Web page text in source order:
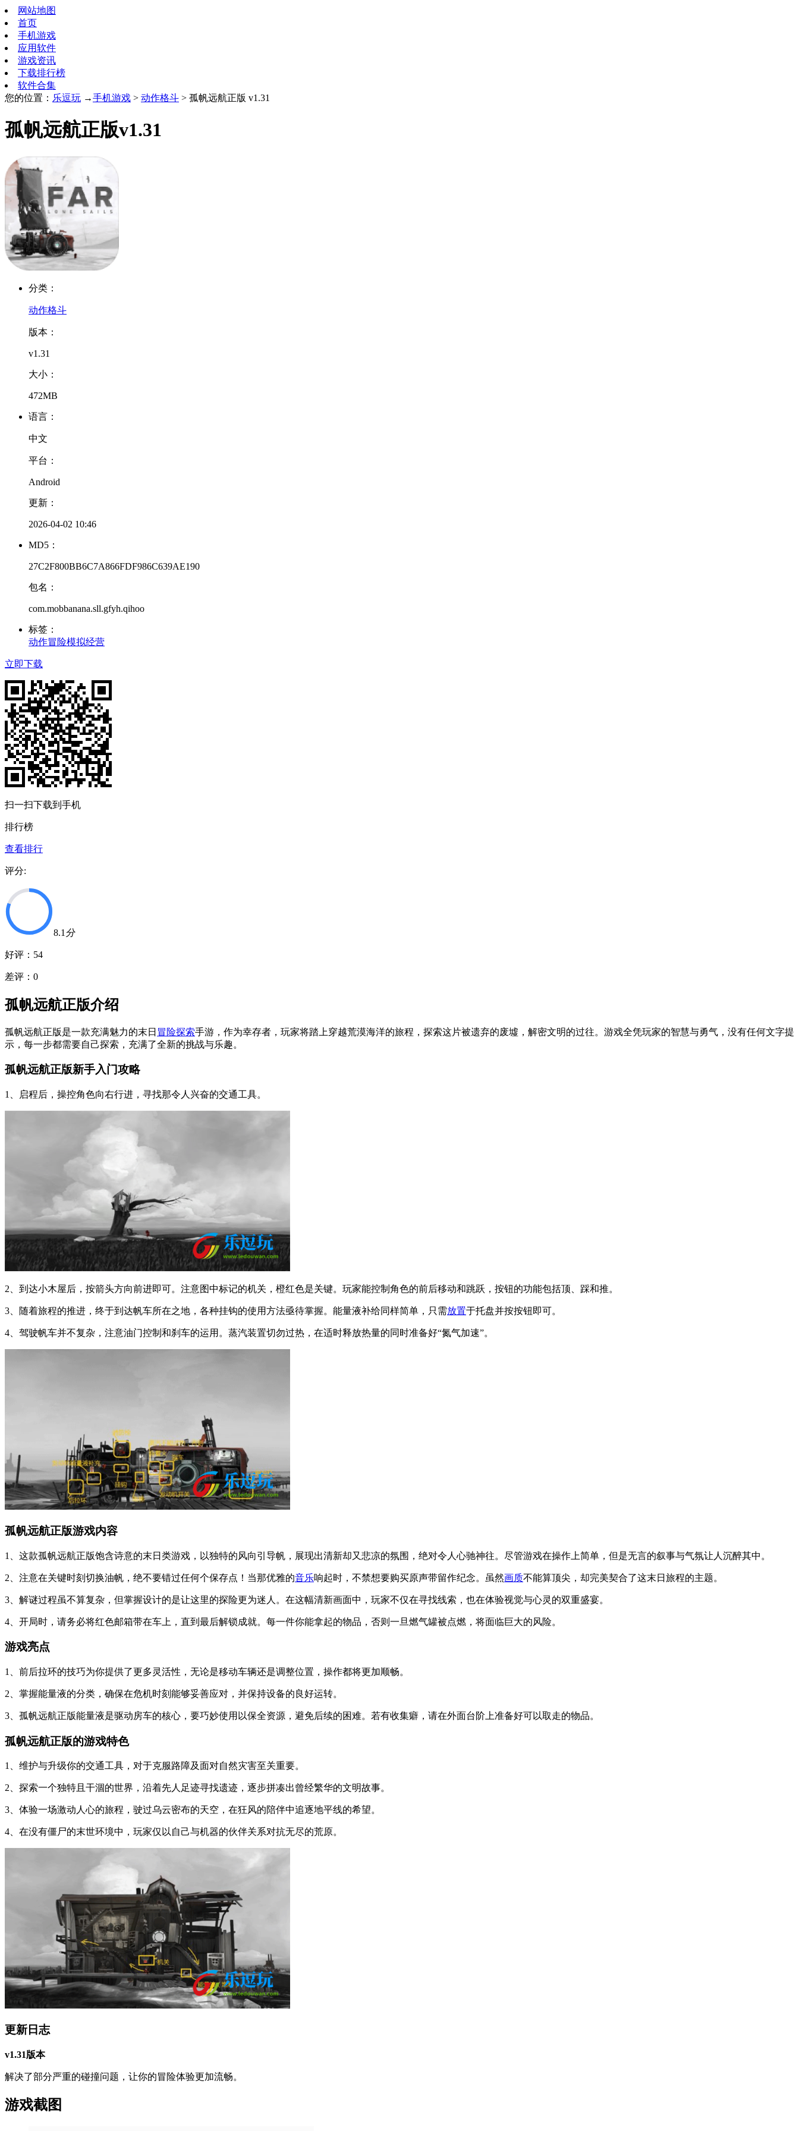
网站地图
首页
手机游戏
应用软件
游戏资讯
下载排行榜
软件合集
您的位置： 乐逗玩 →手机游戏 > 动作格斗 > 孤帆远航正版 v1.31
孤帆远航正版v1.31
分类：
动作格斗
版本：
v1.31
大小：
472MB
语言：
中文
平台：
Android
更新：
2026-04-02 10:46
MD5：
27C2F800BB6C7A866FDF986C639AE190
包名：
com.mobbanana.sll.gfyh.qihoo
标签：
动作冒险模拟经营
立即下载
扫一扫下载到手机
排行榜
查看排行
评分:
8.1 分
好评： 54
差评： 0
孤帆远航正版介绍
孤帆远航正版是一款充满魅力的末日 冒险探索手游，作为幸存者，玩家将踏上穿越荒漠海洋的旅程，探索这片被遗弃的废墟，解密文明的过往。游戏全凭玩家的智慧与勇气，没有任何文字提
示，每一步都需要自己探索，充满了全新的挑战与乐趣。
孤帆远航正版新手入门攻略
1、启程后，操控角色向右行进，寻找那令人兴奋的交通工具。
2、到达小木屋后，按箭头方向前进即可。注意图中标记的机关，橙红色是关键。玩家能控制角色的前后移动和跳跃，按钮的功能包括顶、踩和推。
3、随着旅程的推进，终于到达帆车所在之地，各种挂钩的使用方法亟待掌握。能量液补给同样简单，只需放置于托盘并按按钮即可。
4、驾驶帆车并不复杂，注意油门控制和刹车的运用。蒸汽装置切勿过热，在适时释放热量的同时准备好“氮气加速”。
孤帆远航正版游戏内容
1、这款孤帆远航正版饱含诗意的末日类游戏，以独特的风向引导帆，展现出清新却又悲凉的氛围，绝对令人心驰神往。尽管游戏在操作上简单，但是无言的叙事与气氛让人沉醉其中。
2、注意在关键时刻切换油帆，绝不要错过任何个保存点！当那优雅的音乐响起时，不禁想要购买原声带留作纪念。虽然画质不能算顶尖，却完美契合了这末日旅程的主题。
3、解谜过程虽不算复杂，但掌握设计的是让这里的探险更为迷人。在这幅清新画面中，玩家不仅在寻找线索，也在体验视觉与心灵的双重盛宴。
4、开局时，请务必将红色邮箱带在车上，直到最后解锁成就。每一件你能拿起的物品，否则一旦燃气罐被点燃，将面临巨大的风险。
游戏亮点
1、前后拉环的技巧为你提供了更多灵活性，无论是移动车辆还是调整位置，操作都将更加顺畅。
2、掌握能量液的分类，确保在危机时刻能够妥善应对，并保持设备的良好运转。
3、孤帆远航正版能量液是驱动房车的核心，要巧妙使用以保全资源，避免后续的困难。若有收集癖，请在外面台阶上准备好可以取走的物品。
孤帆远航正版的游戏特色
1、维护与升级你的交通工具，对于克服路障及面对自然灾害至关重要。
2、探索一个独特且干涸的世界，沿着先人足迹寻找遗迹，逐步拼凑出曾经繁华的文明故事。
3、体验一场激动人心的旅程，驶过乌云密布的天空，在狂风的陪伴中追逐地平线的希望。
4、在没有僵尸的末世环境中，玩家仅以自己与机器的伙伴关系对抗无尽的荒原。
更新日志
v1.31版本
解决了部分严重的碰撞问题，让你的冒险体验更加流畅。
游戏截图